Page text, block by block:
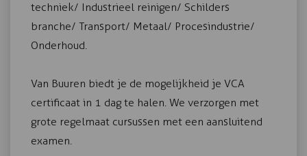
techniek/ Industrieel reinigen/ Schilders
branche/ Transport/ Metaal/ Procesindustrie/
Onderhoud.
Van Buuren biedt je de mogelijkheid je VCA
certificaat in 1 dag te halen. We verzorgen met
grote regelmaat cursussen met een aansluitend
examen.
02-12-2026
08:00 - 16:00
Ermelo Inschrijven
18-12-2026
07:30 - 15:30
Zwolle
€ 255,00
Inschrijven